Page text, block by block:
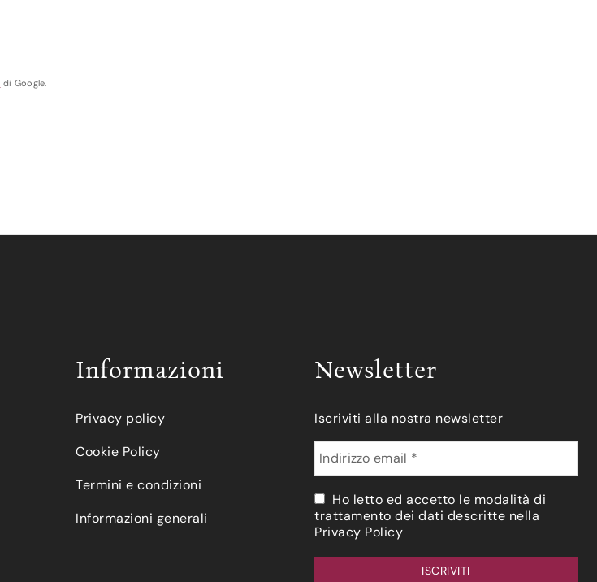
di Google.
Informazioni
Privacy policy
Cookie Policy
Termini e condizioni
Informazioni generali
Newsletter
Iscriviti alla nostra newsletter
Ho letto ed accetto le modalità di
trattamento dei dati descritte nella
Privacy Policy